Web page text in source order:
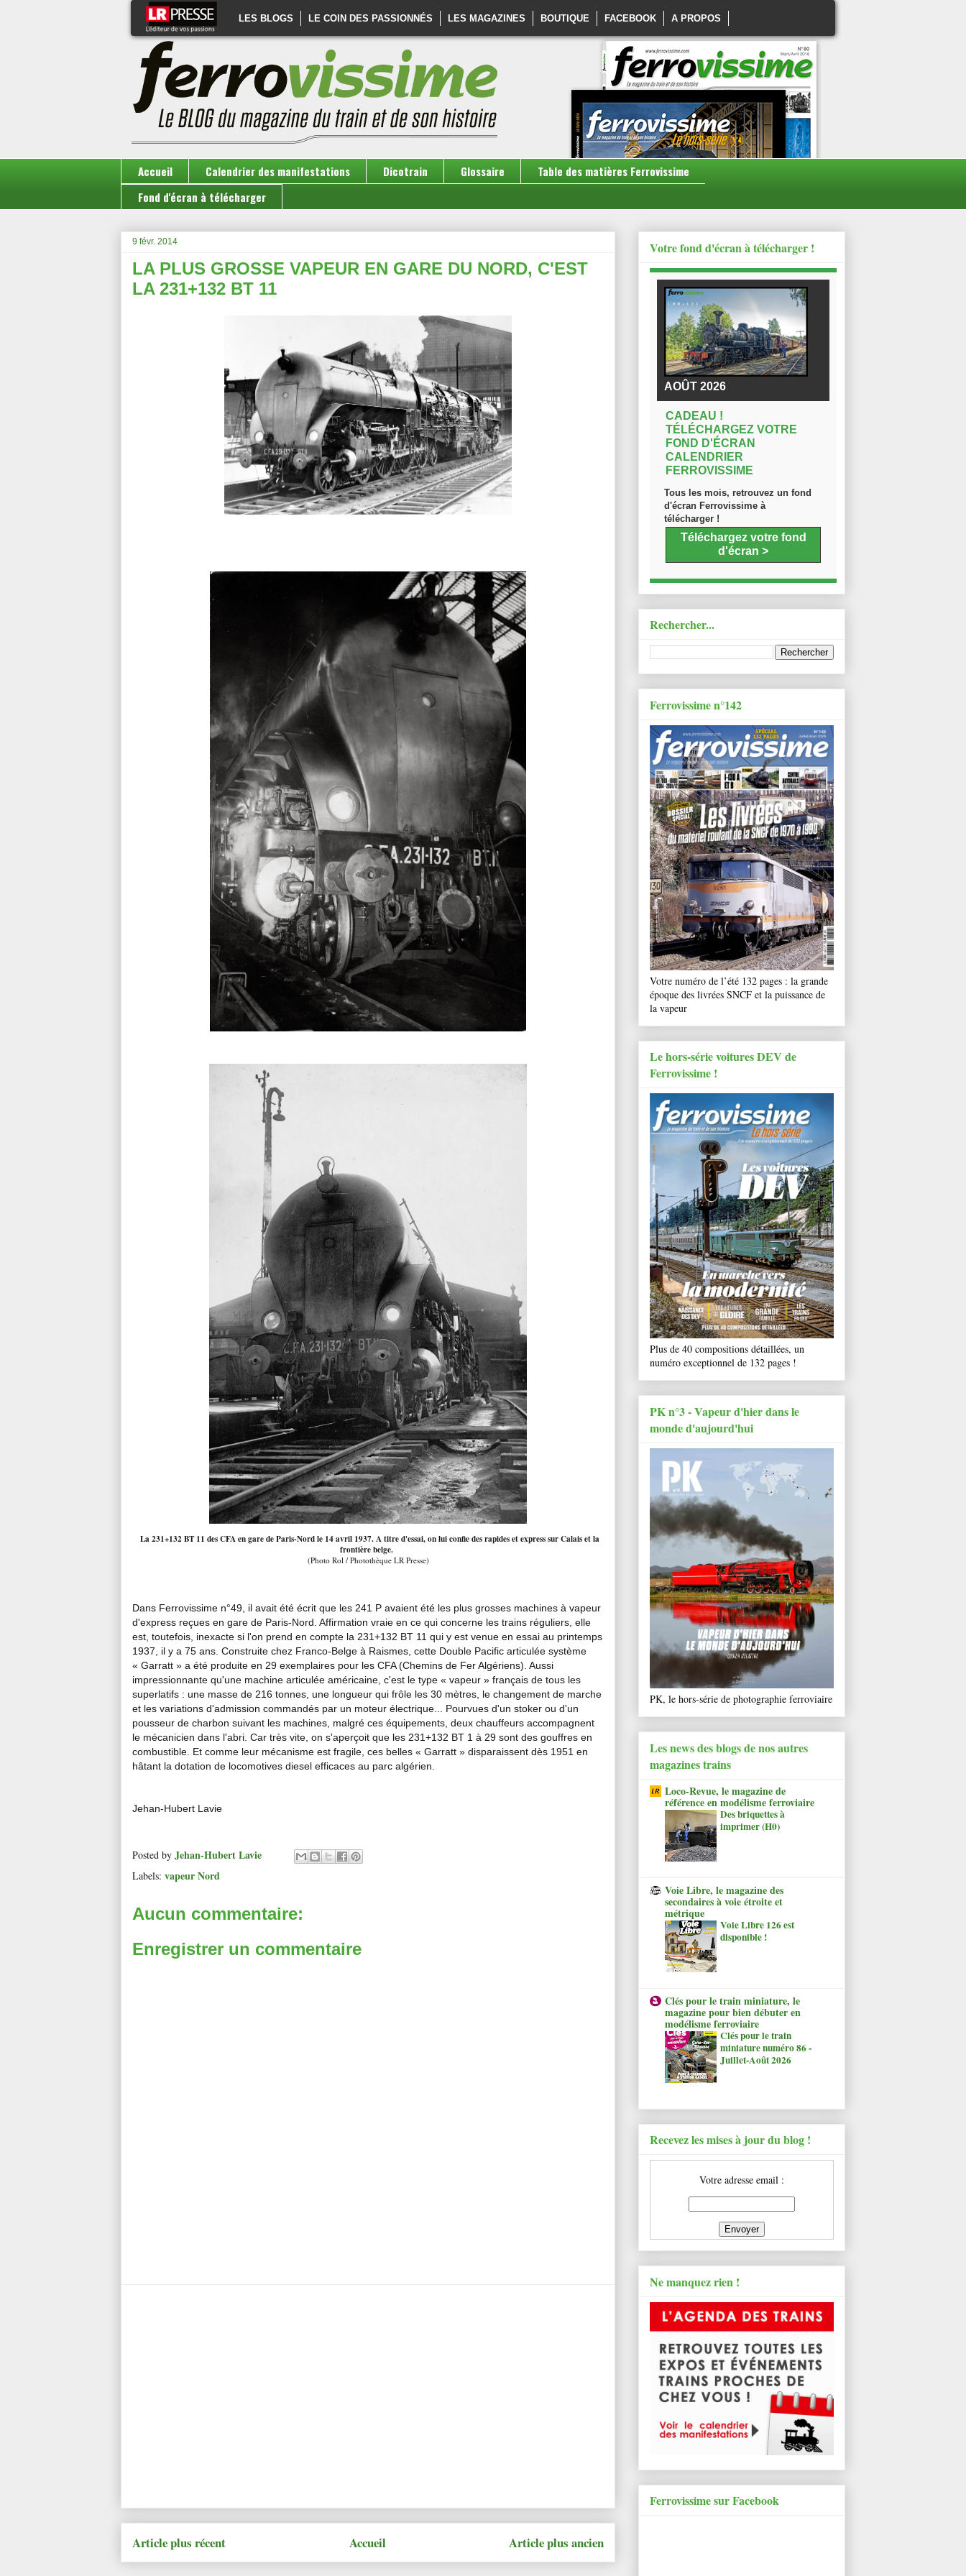
LES BLOGS LE COIN DES PASSIONNÉS LES MAGAZINES BOUTIQUE FACEBOOK A PROPOS
Accueil Calendrier des manifestations Dicotrain Glossaire
Table des matières Ferrovissime
Fond d'écran à télécharger
9 févr. 2014
LA PLUS GROSSE VAPEUR EN GARE DU NORD, C'EST
LA 231+132 BT 11
La 231+132 BT 11 des CFA en gare de Paris-Nord le 14 avril 1937. A titre d'essai, on lui confie des rapides et express sur Calais et la
frontière belge.
(Photo Rol / Photothèque LR Presse)
Dans Ferrovissime n°49, il avait été écrit que les 241 P avaient été les plus grosses machines à vapeur
d'express reçues en gare de Paris-Nord. Affirmation vraie en ce qui concerne les trains réguliers, elle
est, toutefois, inexacte si l'on prend en compte la 231+132 BT 11 qui y est venue en essai au printemps
1937, il y a 75 ans. Construite chez Franco-Belge à Raismes, cette Double Pacific articulée système
« Garratt » a été produite en 29 exemplaires pour les CFA (Chemins de Fer Algériens). Aussi
impressionnante qu'une machine articulée américaine, c'est le type « vapeur » français de tous les
superlatifs : une masse de 216 tonnes, une longueur qui frôle les 30 mètres, le changement de marche
et les variations d'admission commandés par un moteur électrique... Pourvues d'un stoker ou d'un
pousseur de charbon suivant les machines, malgré ces équipements, deux chauffeurs accompagnent
le mécanicien dans l'abri. Car très vite, on s'aperçoit que les 231+132 BT 1 à 29 sont des gouffres en
combustible. Et comme leur mécanisme est fragile, ces belles « Garratt » disparaissent dès 1951 en
hâtant la dotation de locomotives diesel efficaces au parc algérien.
Jehan-Hubert Lavie
Posted by Jehan-Hubert Lavie
Labels: vapeur Nord
Aucun commentaire:
Enregistrer un commentaire
Article plus récent Article plus ancien
Accueil
Votre fond d'écran à télécharger !
AOÛT 2026
CADEAU !
TÉLÉCHARGEZ VOTRE
FOND D'ÉCRAN
CALENDRIER
FERROVISSIME
Tous les mois, retrouvez un fond
d'écran Ferrovissime à
télécharger !
Téléchargez votre fond
d'écran >
Rechercher...
Ferrovissime n°142
Votre numéro de l’été 132 pages : la grande
époque des livrées SNCF et la puissance de
la vapeur
Le hors-série voitures DEV de
Ferrovissime !
Plus de 40 compositions détaillées, un
numéro exceptionnel de 132 pages !
PK n°3 - Vapeur d'hier dans le
monde d'aujourd'hui
PK, le hors-série de photographie ferroviaire
Les news des blogs de nos autres
magazines trains
Loco-Revue, le magazine de
référence en modélisme ferroviaire
Des briquettes à
imprimer (H0)
Voie Libre, le magazine des
secondaires à voie étroite et
métrique
Voie Libre 126 est
disponible !
Clés pour le train miniature, le
magazine pour bien débuter en
modélisme ferroviaire
Clés pour le train
miniature numéro 86 -
Juillet-Août 2026
Recevez les mises à jour du blog !
Votre adresse email :
Ne manquez rien !
Ferrovissime sur Facebook